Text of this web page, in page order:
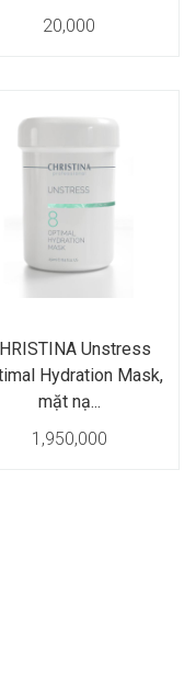
20,000
Unstress
Hydration Mask,
mặt nạ...
1,950,000